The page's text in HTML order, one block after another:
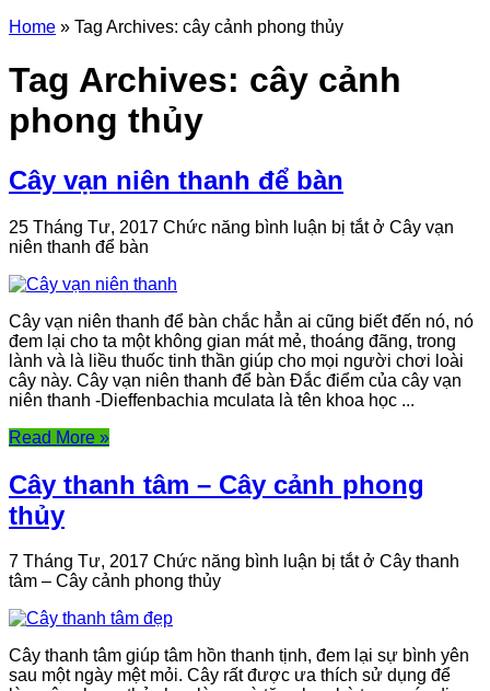
Home » Tag Archives: cây cảnh phong thủy
Tag Archives: cây cảnh
phong thủy
Cây vạn niên thanh để bàn
25 Tháng Tư, 2017 Chức năng bình luận bị tắtở Cây vạn
niên thanh để bàn
Cây vạn niên thanh để bàn chắc hẳn ai cũng biết đến nó, nó
đem lại cho ta một không gian mát mẻ, thoáng đãng, trong
lành và là liều thuốc tinh thần giúp cho mọi người chơi loài
cây này. Cây vạn niên thanh để bàn Đắc điểm của cây vạn
niên thanh -Dieffenbachia mculata là tên khoa học ...
Read More »
Cây thanh tâm – Cây cảnh phong
thủy
7 Tháng Tư, 2017 Chức năng bình luận bị tắtở Cây thanh
tâm – Cây cảnh phong thủy
Cây thanh tâm giúp tâm hồn thanh tịnh, đem lại sự bình yên
sau một ngày mệt mỏi. Cây rất được ưa thích sử dụng để